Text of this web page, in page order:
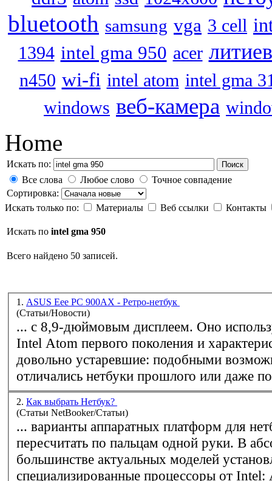
bluetooth samsung vga 3 cell
1394 intel gma 950 acer
n450 wi-fi intel atom intel gma
windows веб-камера
Home
Искать по: Поиск
Все слова Любое слово
Точное совпадение
Сортировка:
Искать только по:
Материалы Веб ссылки Контакты
Искать по intel gma 950
Всего найдено 50 записей.
1. ASUS Eee PC 900AX - Ретро-нетбук
(Статьи/Новости)
... с 8,9-дюймовым
Intel Atom первого поколения и
довольно устаревшие: подобными
отличались нетбуки прошлого или даже
2. Как выбрать Нетбук?
(Статьи NetBooker/Статьи)
... варианты аппаратных платформ для
пересчитать по пальцам одной руки. В
большинстве актуальных моделей
специализированные процессоры от Intel: